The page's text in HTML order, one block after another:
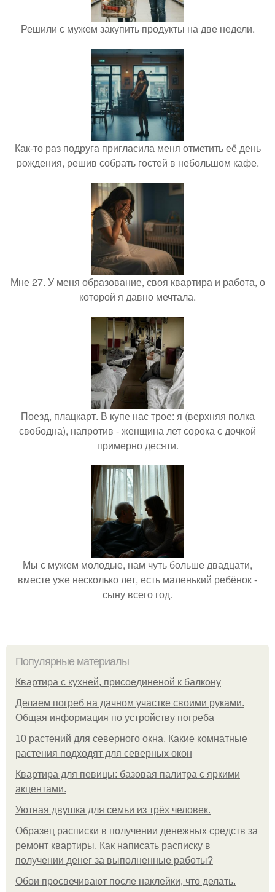
Решили с мужем закупить продукты на две недели.
Как-то раз подруга пригласила меня отметить её день
рождения, решив собрать гостей в небольшом кафе.
Мне 27. У меня образование, своя квартира и работа, о
которой я давно мечтала.
Поезд, плацкарт. В купе нас трое: я (верхняя полка
свободна), напротив - женщина лет сорока с дочкой
примерно десяти.
Мы с мужем молодые, нам чуть больше двадцати,
вместе уже несколько лет, есть маленький ребёнок -
сыну всего год.
Популярные материалы
Квартира с кухней, присоединеной к балкону
Делаем погреб на дачном участке своими руками.
Общая информация по устройству погреба
10 растений для северного окна. Какие комнатные
растения подходят для северных окон
Квартира для певицы: базовая палитра с яркими
акцентами.
Уютная двушка для семьи из трёх человек.
Образец расписки в получении денежных средств за
ремонт квартиры. Как написать расписку в
получении денег за выполненные работы?
Обои просвечивают после наклейки, что делать.